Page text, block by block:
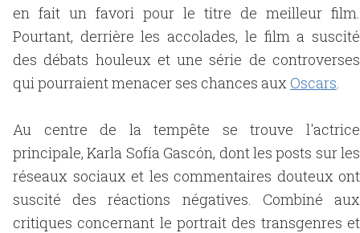
en fait un favori pour le titre de meilleur film.
Pourtant, derrière les accolades, le film a suscité
des débats houleux et une série de controverses
qui pourraient menacer ses chances aux Oscars.
Au centre de la tempête se trouve l'actrice
principale, Karla Sofía Gascón, dont les posts sur les
réseaux sociaux et les commentaires douteux ont
suscité des réactions négatives. Combiné aux
critiques concernant le portrait des transgenres et